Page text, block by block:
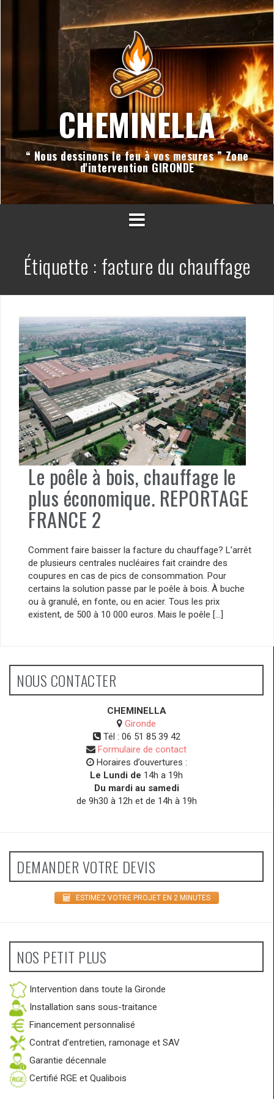
CHEMINELLA
“ Nous dessinons le feu à vos mesures ” Zone
d'intervention GIRONDE
Étiquette : facture du chauffage
Le poêle à bois, chauffage le
plus économique. REPORTAGE
FRANCE 2
Comment faire baisser la facture du chauffage? L’arrêt
de plusieurs centrales nucléaires fait craindre des
coupures en cas de pics de consommation. Pour
certains la solution passe par le poêle à bois. À buche
ou à granulé, en fonte, ou en acier. Tous les prix
existent, de 500 à 10 000 euros. Mais le poêle […]
NOUS CONTACTER
CHEMINELLA
Gironde
Tél : 06 51 85 39 42
Formulaire de contact
Horaires d’ouvertures :
Le Lundi de 14h a 19h
Du mardi au samedi
de 9h30 à 12h et de 14h à 19h
DEMANDER VOTRE DEVIS
ESTIMEZ VOTRE PROJET EN 2 MINUTES
NOS PETIT PLUS
Intervention dans toute la Gironde
Installation sans sous-traitance
Financement personnalisé
Contrat d’entretien, ramonage et SAV
Garantie décennale
Certifié RGE et Qualibois